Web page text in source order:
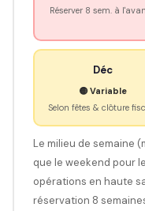
Réserver 8 sem. à
Déc
🟡 Variable
Selon fêtes & clôture
Le milieu de semaine
que le weekend pour
opérations en haute
réservation 8